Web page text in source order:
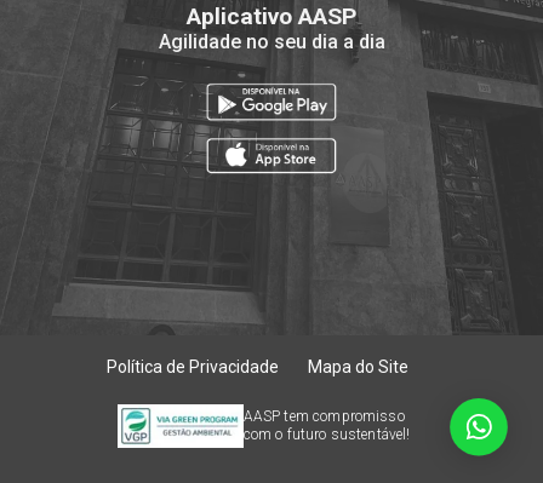
Aplicativo AASP
Agilidade no seu dia a dia
Política de Privacidade Mapa do Site
AASP tem compromisso
com o futuro sustentável!